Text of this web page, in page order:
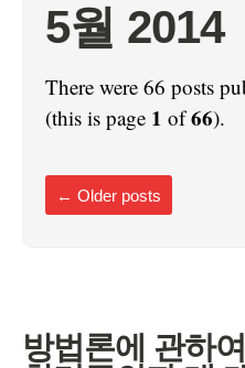
5월 2014
There were 66 posts
(this is page 1 of66).
← Older posts
방법론에 관하